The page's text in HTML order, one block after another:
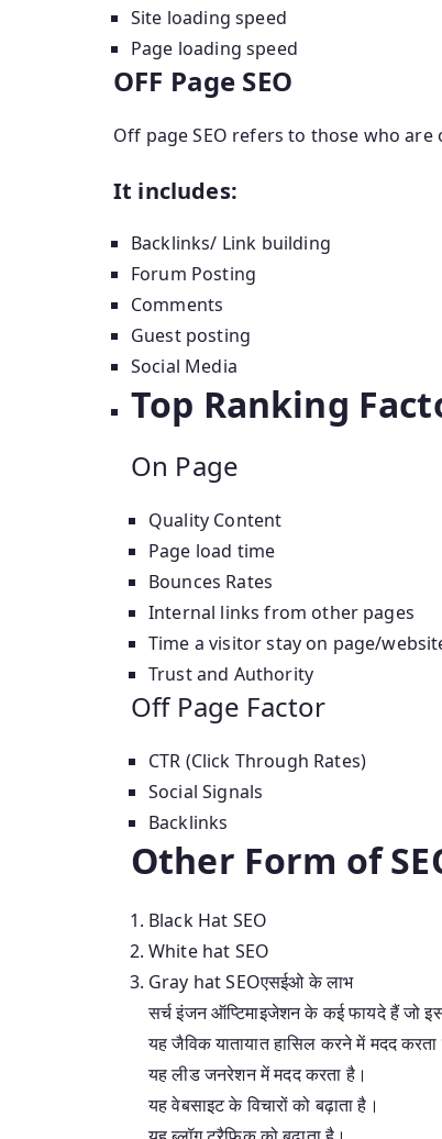
Site loading speed
Page loading speed
OFF Page SEO
Off page SEO refers to those who
It includes:
Backlinks/ Link building
Forum Posting
Comments
Guest posting
Social Media
Top Ranking
On Page
Quality Content
Page load time
Bounces Rates
Internal links from other pages
Time a visitor stay on page/
Trust and Authority
Off Page Factor
CTR (Click Through Rates)
Social Signals
Backlinks
Other Form of
Black Hat SEO
White hat SEO
Gray hat SEOएसईओ के लाभ
सर्च इंजन ऑप्टिमाइजेशन के कई फायदे हैं जो
यह जैविक यातायात हासिल करने में मदद करता
यह लीड जनरेशन में मदद करता है।
यह वेबसाइट के विचारों को बढ़ाता है।